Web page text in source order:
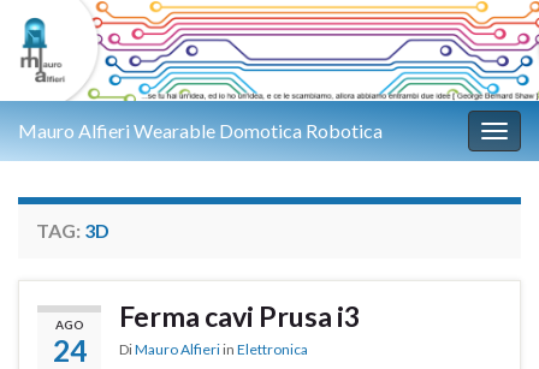
Mauro Alfieri Wearable Domotica Robotica
TAG: 3D
AGO
24
Ferma cavi Prusa i3
DiMauro Alfieri in Elettronica